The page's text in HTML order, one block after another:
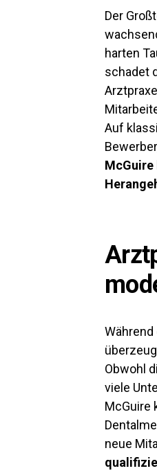
Der
harten
schadet
Auf
Obwohl
viele
McGuire
neue